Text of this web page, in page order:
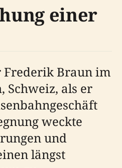
einer
Frederik Braun im
Schweiz, als er
weckte
und
längst